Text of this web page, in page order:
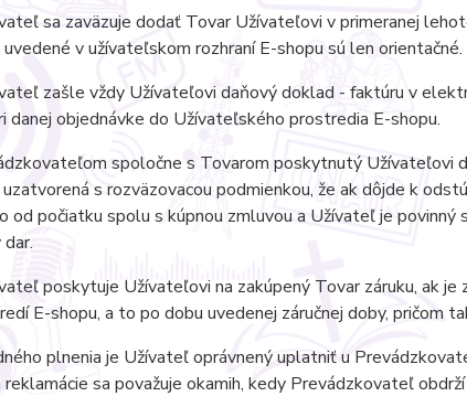
sa zaväzuje dodať Tovar Užívateľovi v primeranej
v užívateľskom rozhraní E-shopu sú len orientačné.
zašle vždy Užívateľovi daňový doklad - faktúru v
danej objednávke do Užívateľského prostredia E-shopu.
spoločne s Tovarom poskytnutý Užívateľovi
s rozväzovacou podmienkou, že ak dôjde k
od počiatku spolu s kúpnou zmluvou a Užívateľ je
poskytuje Užívateľovi na zakúpený Tovar záruku, ak je
E-shopu, a to po dobu uvedenej záručnej doby, pričom
plnenia je Užívateľ oprávnený uplatniť u
sa považuje okamih, kedy Prevádzkovateľ